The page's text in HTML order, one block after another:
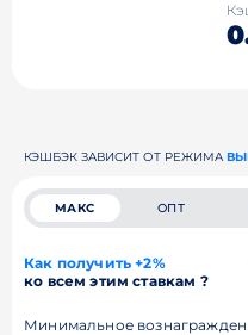
КЭШБЭК ЗАВИСИТ ОТ РЕЖИМА
МАКС ОПТ
Как получить +2%
ко всем этим ставкам ?
Минимальное